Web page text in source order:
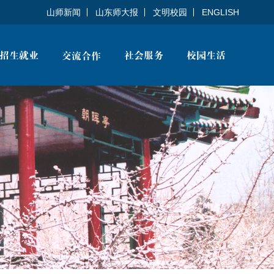
山师新闻 山东师大报 文明校园 ENGLISH